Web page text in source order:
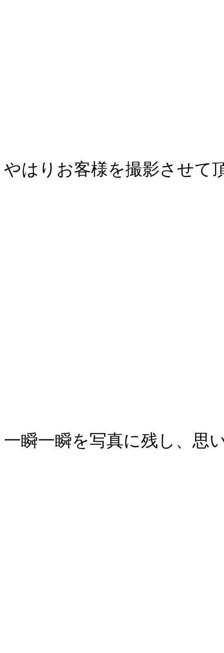
やはりお客様を撮影させて
一瞬一瞬を写真に残し、思